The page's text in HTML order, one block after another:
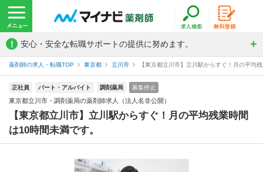
! 安心・安全な転職サポートの提供に努めます。
薬剤師の求人・転職TOP 東京都 立川市 【東京都立川市】立川駅からすぐ！月の平均
正社員 パート・アルバイト 調剤薬局 募集停止
東京都立川市・調剤薬局の薬剤師求人（法人名非公開）
【東京都立川市】立川駅からすぐ！月の平均残業時間
は10時間未満です。